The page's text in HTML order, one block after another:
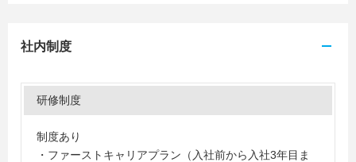
社内制度
研修制度
制度あり
・ファーストキャリアプラン（入社前から入社3年目ま